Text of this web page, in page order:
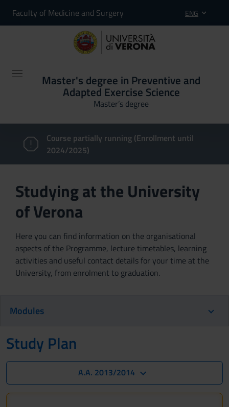
Faculty of Medicine and Surgery ENG
Master's degree in Preventive and
Adapted Exercise Science
Master’s degree
Course partially running (Enrollment until
2024/2025)
Studying at the University
of Verona
Here you can find information on the organisational
aspects of the Programme, lecture timetables, learning
activities and useful contact details for your time at the
University, from enrolment to graduation.
Modules
Study Plan
A.A. 2013/2014